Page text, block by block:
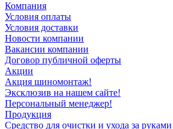
Компания
Условия оплаты
Условия доставки
Новости компании
Вакансии компании
Договор публичной оферты
Акции
Акция шиномонтаж!
Эксклюзив на нашем сайте!
Персональный менеджер!
Продукция
Средство для очистки и ухода за руками